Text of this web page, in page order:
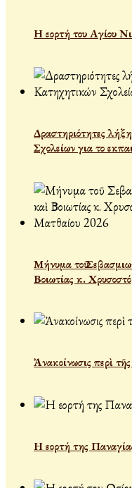
Η εορτή του Αγίου
Δραστηριότητες
Σχολείων για το
Μήνυμα τοῦ
Βοιωτίας κ.
Ἀνακοίνωσις περὶ
Η εορτή της